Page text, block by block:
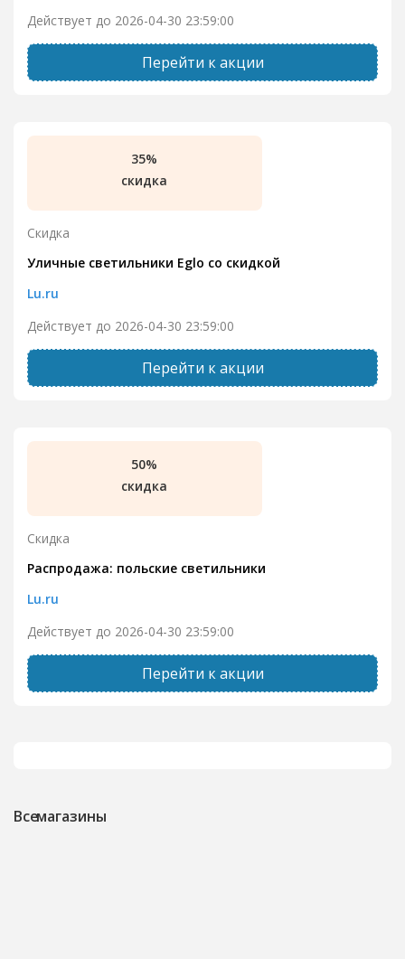
Действует до 2026-04-30 23:59:00
Перейти к акции
35%
скидка
Скидка
Уличные светильники Eglo со скидкой
Lu.ru
Действует до 2026-04-30 23:59:00
Перейти к акции
50%
скидка
Скидка
Распродажа: польские светильники
Lu.ru
Действует до 2026-04-30 23:59:00
Перейти к акции
Все магазины